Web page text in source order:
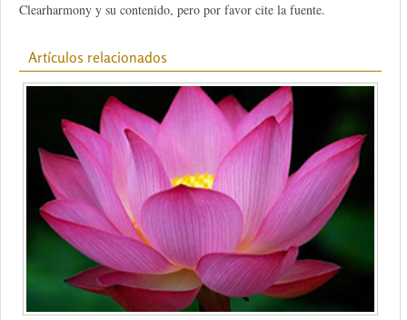
Clearharmony y su contenido, pero por favor cite la fuente.
Artículos relacionados